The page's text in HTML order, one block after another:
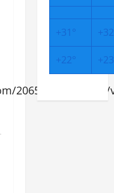
+31° +
+22° +